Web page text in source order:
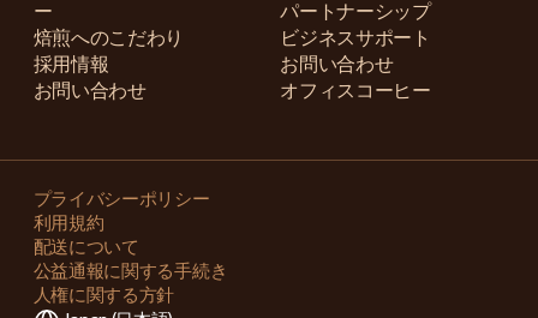
ー
焙煎へのこだわり
採用情報
お問い合わせ
パートナーシップ
ビジネスサポート
お問い合わせ
オフィスコーヒー
プライバシーポリシー
利用規約
配送について
公益通報に関する手続き
人権に関する方針
Japan (en)
Japan (日本語)
Singapore
United Kingdom
Changing
your
region?
This